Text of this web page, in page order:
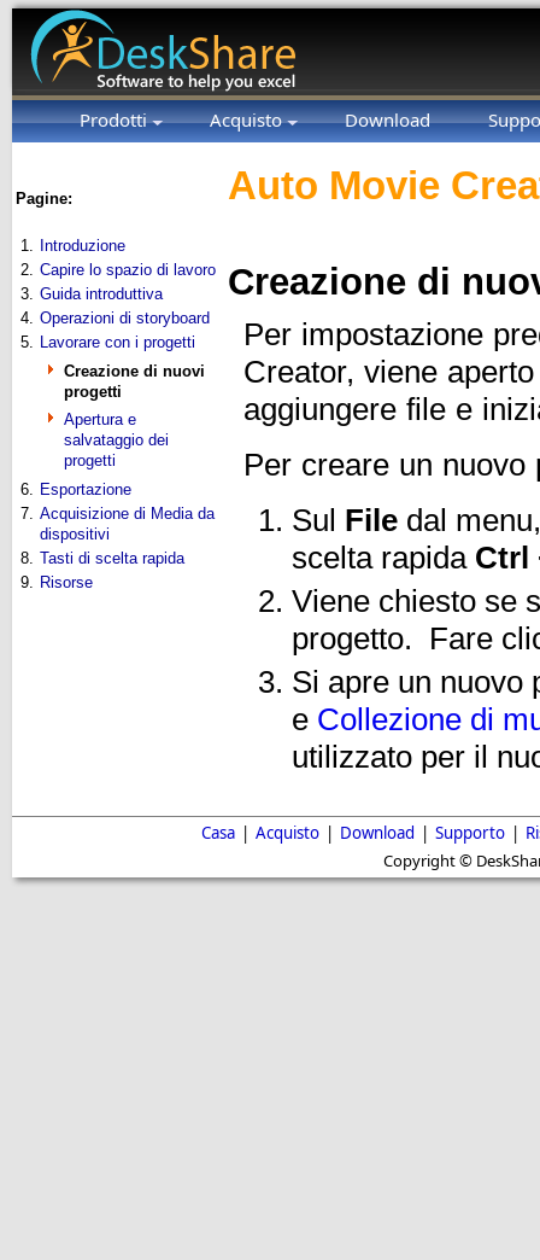
Prodotti Acquisto Download
Pagine:
1.
Introduzione
2. Capire lo spazio di lavoro
3. Guida introduttiva
4. Operazioni di storyboard
5. Lavorare con i progetti
Creazione di nuovi
progetti
Apertura e
salvataggio dei
progetti
6. Esportazione
7. Acquisizione di Media da
dispositivi
8. Tasti di scelta rapida
9. Risorse
Auto Movie
Creazione di
Per impostazione
Creator, viene
aggiungere file e
Per creare un nuovo
Sul File dal
scelta rapida Ctrl
Viene chiesto se
progetto. Fare
Si apre un
e Collezione di
utilizzato per il
Casa | Acquisto | Download | Supporto |
Copyright ©